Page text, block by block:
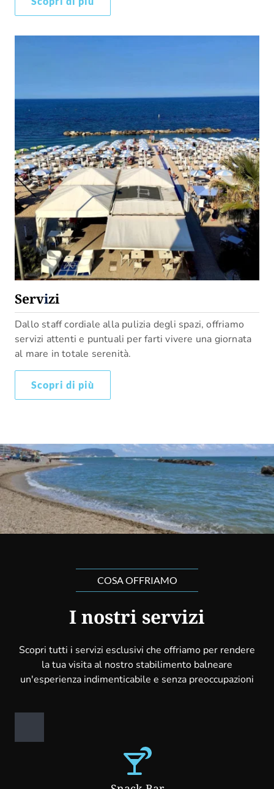
Servizi
Dallo staff cordiale alla pulizia degli spazi, offriamo
servizi attenti e puntuali per farti vivere una giornata
al mare in totale serenità.
Scopri di più
COSA OFFRIAMO
I nostri servizi
Scopri tutti i servizi esclusivi che offriamo per rendere
la tua visita al nostro stabilimento balneare
un'esperienza indimenticabile e senza preoccupazioni